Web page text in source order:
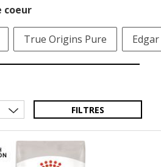
coeur
True Origins Pure
FILTRES